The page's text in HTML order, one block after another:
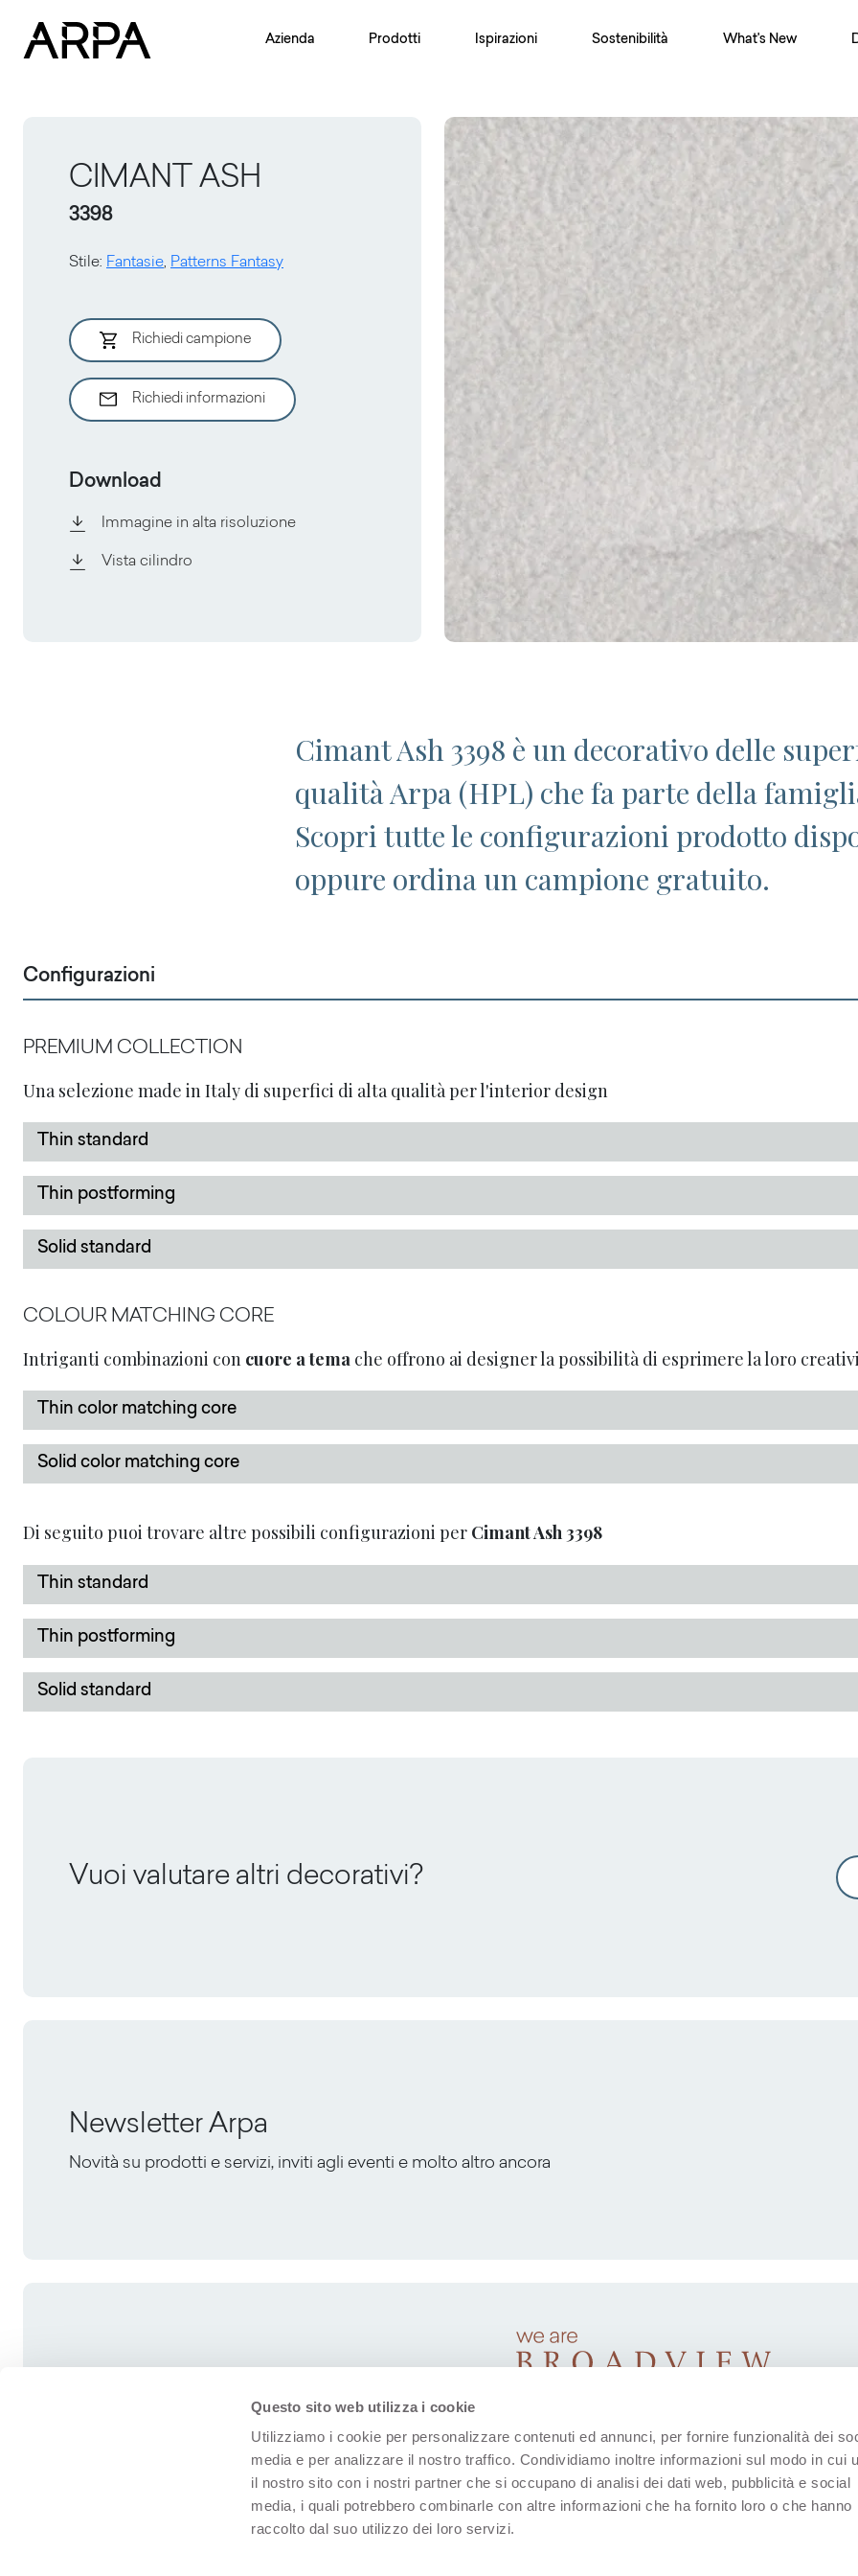
Questo sito web utilizza i cookie
Utilizziamo i cookie per personalizzare contenuti ed annunci, per fornire funzionalità dei
media e per analizzare il nostro traffico. Condividiamo inoltre informazioni sul modo in cui
il nostro sito con i nostri partner che si occupano di analisi dei dati web, pubblicità e social
media, i quali potrebbero combinarle con altre informazioni che ha fornito loro o che hanno
raccolto dal suo utilizzo dei loro servizi.
Azienda Prodotti Ispirazioni Sostenibilità What's New
CIMANT ASH
3398
Stile: Fantasie, Patterns Fantasy
Richiedi campione
Richiedi informazioni
Download
Immagine in alta risoluzione
Vista cilindro
Cimant Ash 3398 è un decorativo delle
qualità Arpa (HPL) che fa parte della
Scopri tutte le configurazioni prodotto
oppure ordina un campione gratuito.
Configurazioni
PREMIUM COLLECTION
Una selezione made in Italy di superfici di alta qualità per l'interior design
Thin standard
Thin postforming
Solid standard
COLOUR MATCHING CORE
Intriganti combinazioni con cuore a tema che offrono ai designer la possibilità di esprimere la loro
Thin color matching core
Solid color matching core
Di seguito puoi trovare altre possibili configurazioni per Cimant Ash 3398
Thin standard
Thin postforming
Solid standard
Vuoi valutare altri decorativi?
Newsletter Arpa
Novità su prodotti e servizi, inviti agli eventi e molto altro ancora